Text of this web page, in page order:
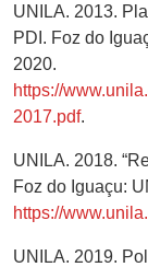
UNILA. 2013.
PDI. Foz do
2020.
https://
2017.pdf.
UNILA. 2018.
Foz do Iguaçu:
https://www.unila.edu.br/
UNILA. 2019.